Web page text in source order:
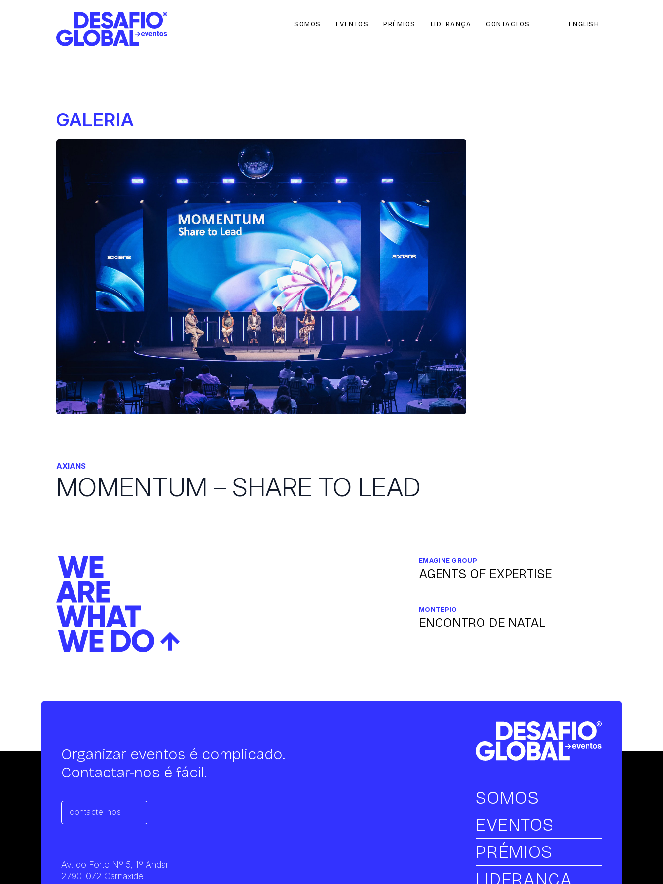
SOMOS EVENTOS PRÉMIOS LIDERANÇA CONTACTOS ENGLISH
GALERIA
AXIANS
MOMENTUM – SHARE TO LEAD
EMAGINE GROUP
AGENTS OF EXPERTISE
MONTEPIO
ENCONTRO DE NATAL
Organizar eventos é complicado.
Contactar-nos é fácil.
contacte-nos
Av. do Forte Nº 5, 1º Andar
2790-072 Carnaxide
SOMOS
EVENTOS
PRÉMIOS
LIDERANÇA